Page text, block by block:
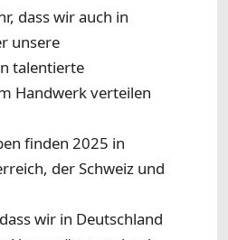
dass wir auch in
unsere
talentierte
Handwerk verteilen
finden 2025 in
der Schweiz und
wir in Deutschland